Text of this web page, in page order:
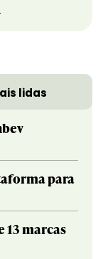
lidas
para
13 marcas